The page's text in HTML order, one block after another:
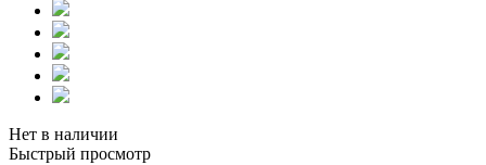
Нет в наличии
Быстрый просмотр